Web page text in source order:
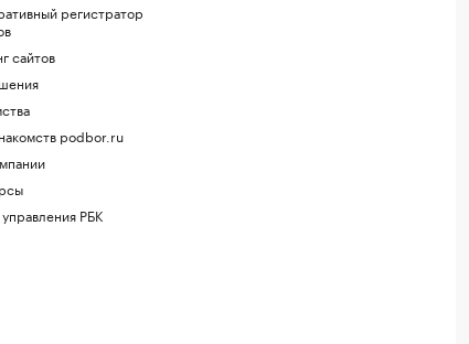
регистратор
сайтов
podbor.ru
РБК